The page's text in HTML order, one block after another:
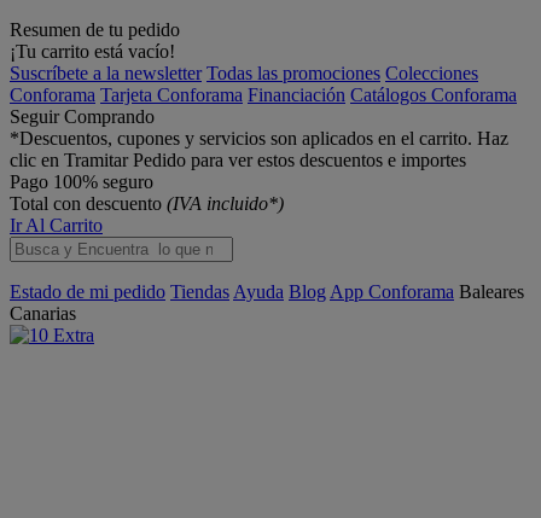
Resumen de tu pedido
¡Tu carrito está vacío!
Suscríbete a la newsletter Todas las promociones Colecciones
Conforama Tarjeta Conforama Financiación Catálogos Conforama
Seguir Comprando
*Descuentos, cupones y servicios son aplicados en el carrito. Haz
clic en Tramitar Pedido para ver estos descuentos e importes
Pago 100% seguro
Total con descuento (IVA incluido*)
Ir Al Carrito
Estado de mi pedido Tiendas Ayuda Blog App Conforama Baleares
Canarias